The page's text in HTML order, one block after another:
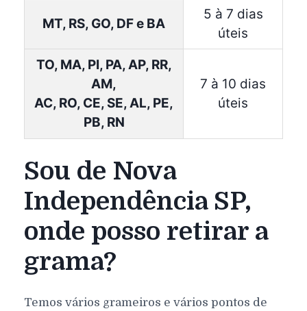
MT, RS, GO, DF e BA
5 à 7 dias
úteis
TO, MA, PI, PA, AP, RR,
AM,
AC, RO, CE, SE, AL, PE,
PB, RN
7 à 10 dias
úteis
Sou de Nova
Independência SP,
onde posso retirar a
grama?
Temos vários grameiros e vários pontos de